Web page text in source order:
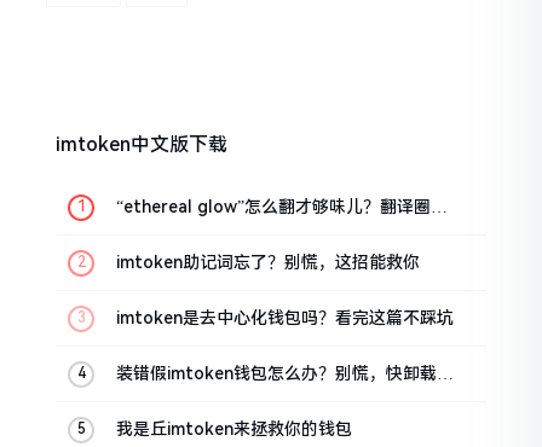
imtoken中文版下载
“ethereal glow”怎么翻才够味儿？翻译圈老
imtoken助记词忘了？别慌，这招能救你
imtoken是去中心化钱包吗？看完这篇不踩坑
装错假imtoken钱包怎么办？别慌，快卸载，
我是丘imtoken来拯救你的钱包